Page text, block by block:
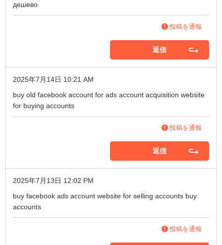
дешево
投稿を通報
返信
2025年7月14日 10:21 AM
buy old facebook account for ads account acquisition website
for buying accounts
投稿を通報
返信
2025年7月13日 12:02 PM
buy facebook ads account website for selling accounts buy
accounts
投稿を通報